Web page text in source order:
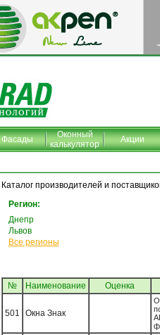
Фасады
Оконный
калькулятор
Акции
Каталог производителей и
Регион:
Днепр
Львов
Все регионы
№ Наименование Oценка
501 Окна Знак